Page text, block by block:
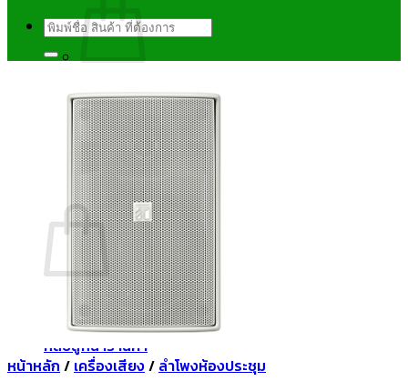
ไม่มีสินค้าในตะกร้า
กลับสู่หน้าร้านค้า
ตะกร้าสินค้า
ไม่มีสินค้าในตะกร้า
กลับสู่หน้าร้านค้า
ค้นหา:
หน้าหลัก / เครื่องเสียง/ ลำโพงห้องประชุม